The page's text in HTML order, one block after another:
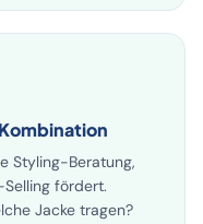
Styling-Beratung,
fördert.